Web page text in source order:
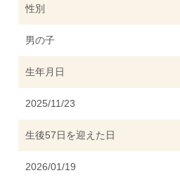
性別
男の子
生年月日
2025/11/23
生後57日を迎えた日
2026/01/19